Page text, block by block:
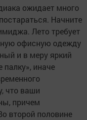
ожидает много
Начните
Лето требует
офисную одежду
и в меру яркий
палку», иначе
что ваши
причем
второй половине